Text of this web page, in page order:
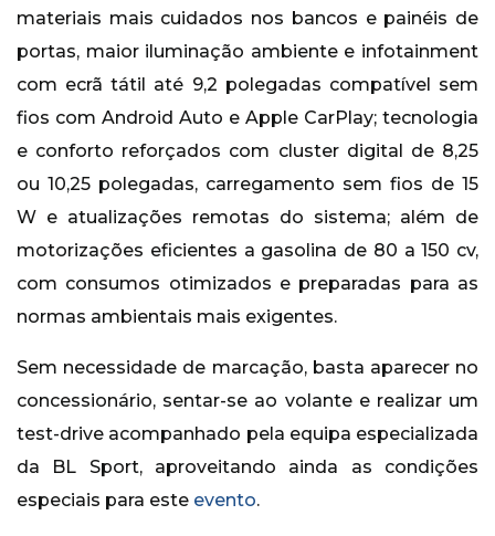
materiais mais cuidados nos bancos e painéis de
portas, maior iluminação ambiente e infotainment
com ecrã tátil até 9,2 polegadas compatível sem
fios com Android Auto e Apple CarPlay; tecnologia
e conforto reforçados com cluster digital de 8,25
ou 10,25 polegadas, carregamento sem fios de 15
W e atualizações remotas do sistema; além de
motorizações eficientes a gasolina de 80 a 150 cv,
com consumos otimizados e preparadas para as
normas ambientais mais exigentes.
Sem necessidade de marcação, basta aparecer no
concessionário, sentar-se ao volante e realizar um
test-drive acompanhado pela equipa especializada
da BL Sport, aproveitando ainda as condições
especiais para este evento.